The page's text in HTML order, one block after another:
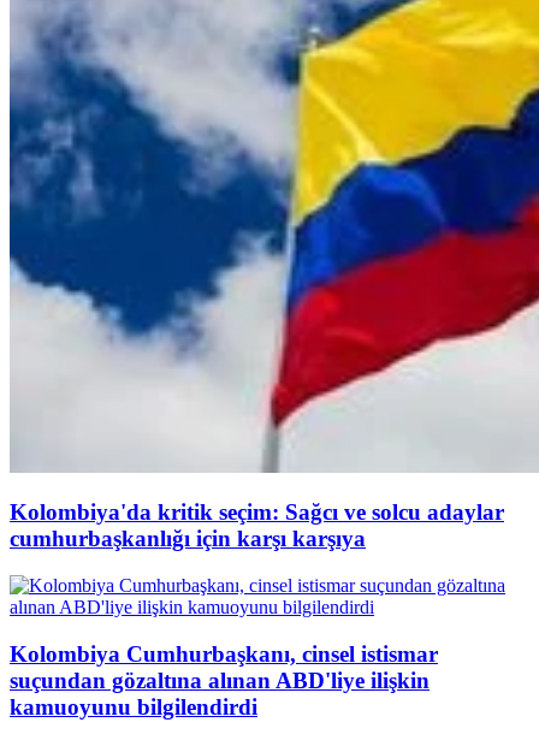
Kolombiya'da kritik seçim: Sağcı ve solcu adaylar
cumhurbaşkanlığı için karşı karşıya
Kolombiya Cumhurbaşkanı, cinsel istismar
suçundan gözaltına alınan ABD'liye ilişkin
kamuoyunu bilgilendirdi